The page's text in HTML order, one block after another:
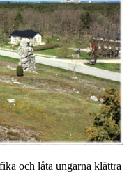
och låta ungarna klättra